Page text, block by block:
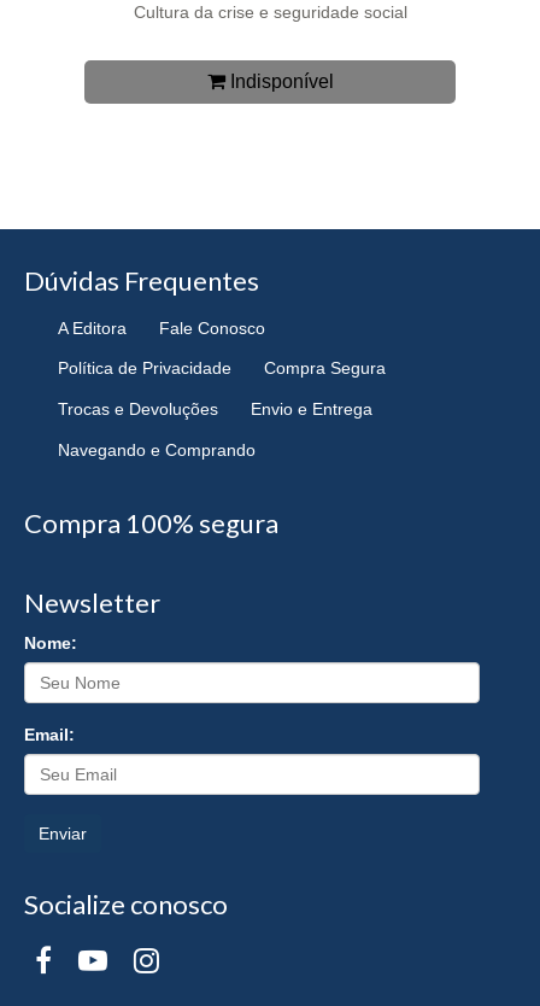
Cultura da crise e seguridade social
Indisponível
Dúvidas Frequentes
A Editora Fale Conosco
Política de Privacidade Compra Segura
Trocas e Devoluções Envio e Entrega
Navegando e Comprando
Compra 100% segura
Newsletter
Nome:
Email:
Enviar
Socialize conosco